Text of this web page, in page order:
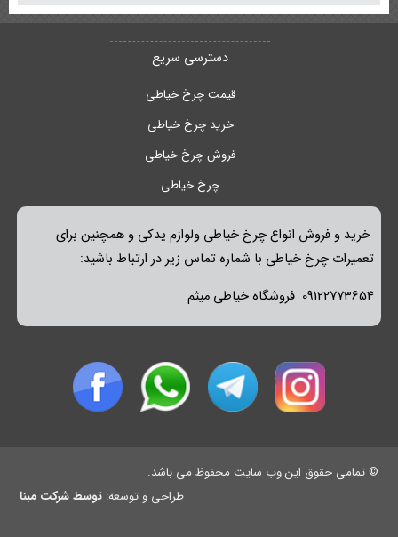
دسترسی سریع
قیمت چرخ خیاطی
خرید چرخ خیاطی
فروش چرخ خیاطی
چرخ خیاطی
خرید و فروش انواع چرخ خیاطی ولوازم یدکی و همچنین برای
تعمیرات چرخ خیاطی با شماره تماس زیر در ارتباط باشید:
09122773654 فروشگاه خیاطی میثم
© تمامی حقوق این وب سایت محفوظ می باشد.
طراحی و توسعه: توسط شرکت مبنا